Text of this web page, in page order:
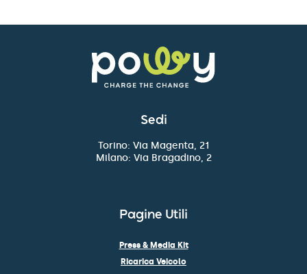
Sedi
Torino: Via Magenta, 21
Milano: Via Bragadino, 2
Pagine Utili
Press & Media Kit
Ricarica Veicolo